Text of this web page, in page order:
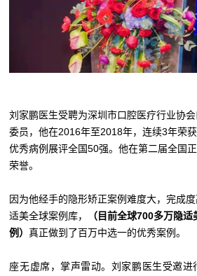
刘家鹏医生受聘为深圳市口腔医疗行业协
委员，他在2016年至2018年，连续3年荣
优秀病例展评全国50强。他在第二届全国
荣誉。
因为他经手的隐形矫正案例难度大，完成
适美全球案例库，
（目前全球700多万隐
例）真正做到了百万中选一的优秀案例。
座无虚席，掌声雷动。 刘家鹏医生受邀进